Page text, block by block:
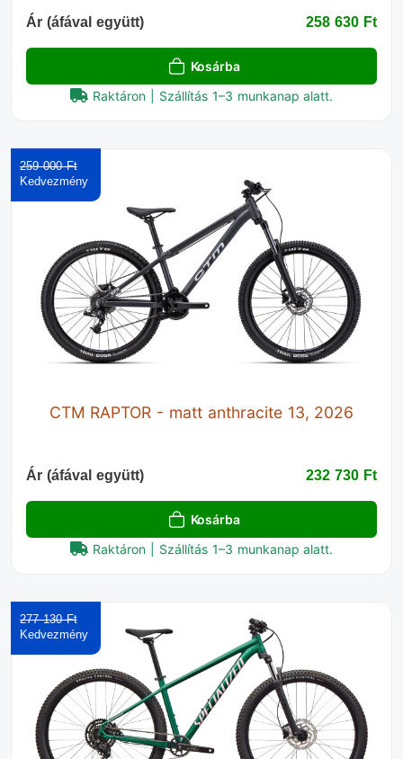
Ár (áfával együtt) 258 630 Ft‎
Kosárba
Raktáron | Szállítás 1–3 munkanap alatt.
CTM RAPTOR - matt anthracite 13, 2026
259 000 Ft‎
Ár (áfával együtt) 232 730 Ft‎
Kosárba
Raktáron | Szállítás 1–3 munkanap alatt.
277 130 Ft‎